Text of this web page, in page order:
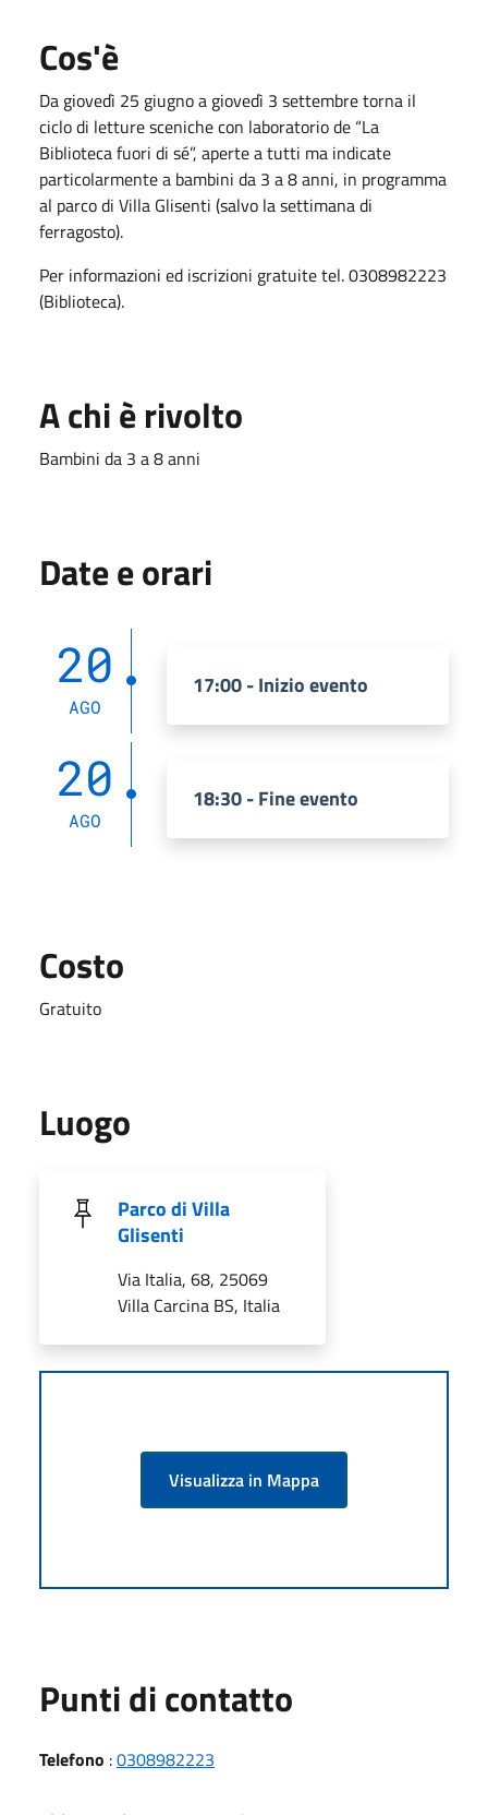
Cos'è
Da giovedì 25 giugno a giovedì 3 settembre torna il
ciclo di letture sceniche con laboratorio de “La
Biblioteca fuori di sé”, aperte a tutti ma indicate
particolarmente a bambini da 3 a 8 anni, in programma
al parco di Villa Glisenti (salvo la settimana di
ferragosto).
Per informazioni ed iscrizioni gratuite tel. 0308982223
(Biblioteca).
A chi è rivolto
Bambini da 3 a 8 anni
Date e orari
20
AGO
17:00 - Inizio evento
20
AGO
18:30 - Fine evento
Costo
Gratuito
Luogo
Parco di Villa
Glisenti
Via Italia, 68, 25069
Villa Carcina BS, Italia
Visualizza in Mappa
Punti di contatto
Telefono :0308982223